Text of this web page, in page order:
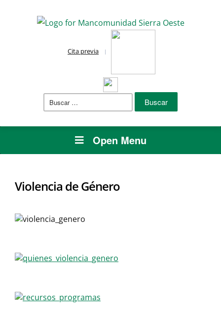
Cita previa
Buscar:
Open Menu
Violencia de Género